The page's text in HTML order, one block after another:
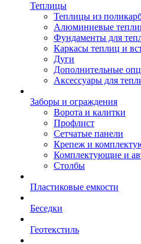
Теплицы
Теплицы из
Алюминиевые
Фундаменты для
Каркасы теплиц и
Дуги
Дополнительные
Аксессуары для
Заборы и ограждения
Ворота и калитки
Профлист
Сетчатые панели
Крепеж и
Комплектующие и
Столбы
Пластиковые емкости
Беседки
Геотекстиль